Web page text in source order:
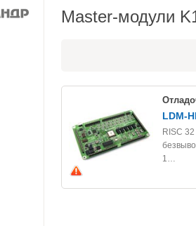
Master-модули
LDM-
RISC
1…